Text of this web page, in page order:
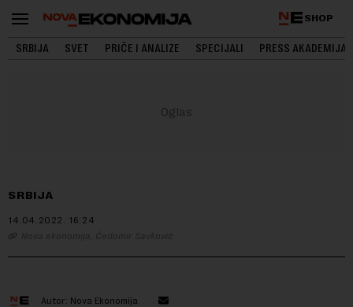
SHOP
SRBIJA SVET PRIČE I ANALIZE SPECIJALI PRESS AKADEMIJA
SRBIJA
14.04.2022. 16:24
Nova ekonomija, Čedomir Savković
Autor: Nova Ekonomija